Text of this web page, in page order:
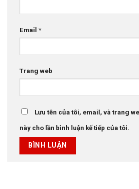
Email *
Trang web
Lưu tên của tôi, email, và trang
này cho lần bình luận kế tiếp của tôi.